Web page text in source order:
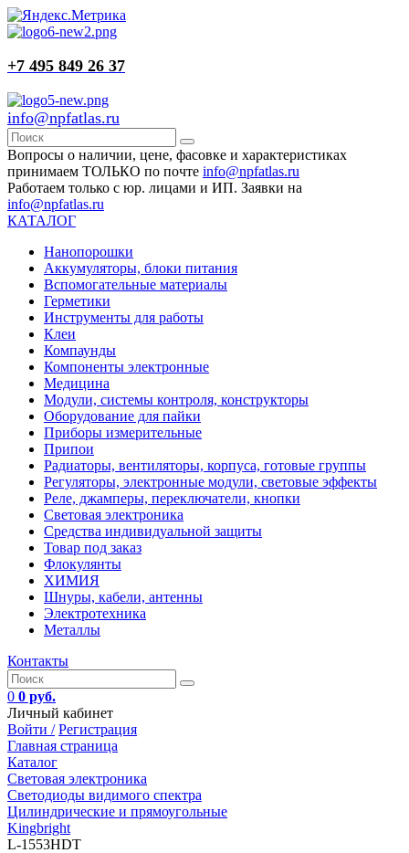
+7 495 849 26 37
info@npfatlas.ru
Вопросы о наличии, цене, фасовке и характеристиках
принимаем ТОЛЬКО по почте info@npfatlas.ru
Работаем только с юр. лицами и ИП. Заявки на
info@npfatlas.ru
КАТАЛОГ
Нанопорошки
Аккумуляторы, блоки питания
Вспомогательные материалы
Герметики
Инструменты для работы
Клеи
Компаунды
Компоненты электронные
Медицина
Модули, системы контроля, конструкторы
Оборудование для пайки
Приборы измерительные
Припои
Радиаторы, вентиляторы, корпуса, готовые группы
Регуляторы, электронные модули, световые эффекты
Реле, джамперы, переключатели, кнопки
Световая электроника
Средства индивидуальной защиты
Товар под заказ
Флокулянты
ХИМИЯ
Шнуры, кабели, антенны
Электротехника
Металлы
Контакты
0 0 руб.
Личный кабинет
Войти / Регистрация
Главная страница
Каталог
Световая электроника
Светодиоды видимого спектра
Цилиндрические и прямоугольные
Kingbright
L-1553HDT